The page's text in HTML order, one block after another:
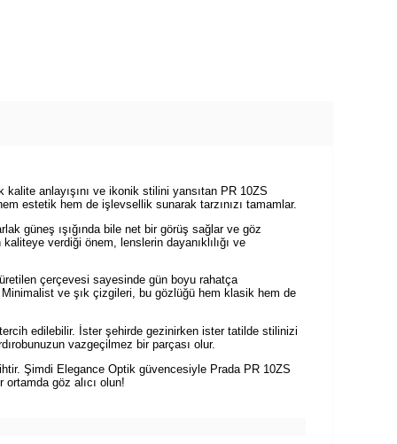
kalite anlayışını ve ikonik stilini yansıtan PR 10ZS
estetik hem de işlevsellik sunarak tarzınızı tamamlar.
güneş ışığında bile net bir görüş sağlar ve göz
verdiği önem, lenslerin dayanıklılığı ve
çerçevesi sayesinde gün boyu rahatça
ve şık çizgileri, bu gözlüğü hem klasik hem de
edilebilir. İster şehirde gezinirken ister tatilde stilinizi
vazgeçilmez bir parçası olur.
Şimdi Elegance Optik güvencesiyle Prada PR 10ZS
ortamda göz alıcı olun!